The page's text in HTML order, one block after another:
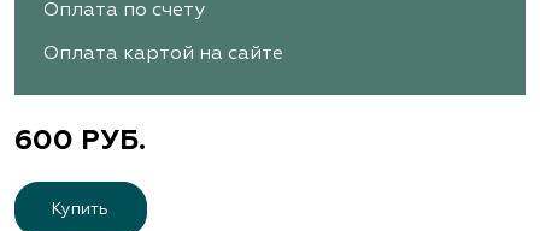
600 РУБ.
Купить
Оплата по счету
Оплата картой на сайте